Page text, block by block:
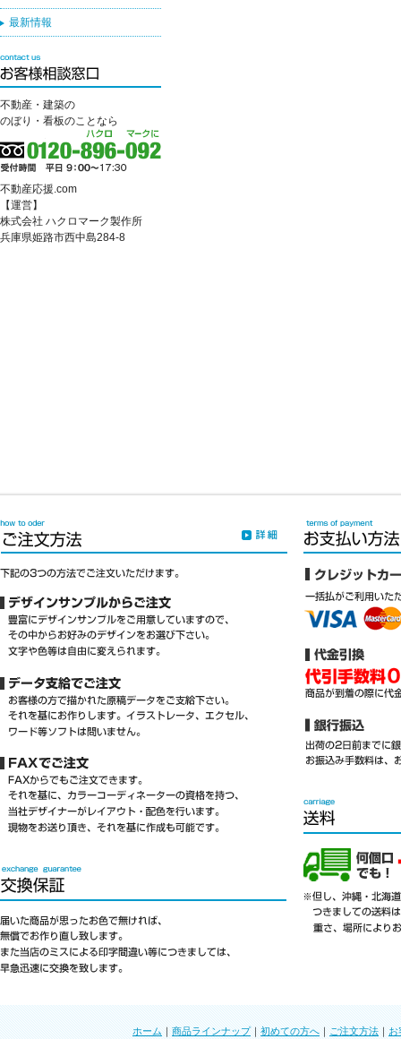
最新情報
不動産・建築の
のぼり・看板のことなら
不動産応援.com
【運営】
株式会社 ハクロマーク製作所
兵庫県姫路市西中島284-8
ホーム ｜ 商品ラインナップ｜ 初めての方へ ｜ ご注文方法 ｜ お